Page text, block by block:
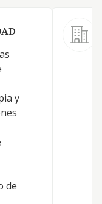
y
de